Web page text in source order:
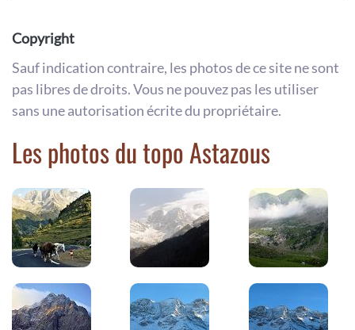
Copyright
Sauf indication contraire, les photos de ce site ne sont
pas libres de droits. Vous ne pouvez pas les utiliser
sans une autorisation écrite du propriétaire.
Les photos du topo Astazous